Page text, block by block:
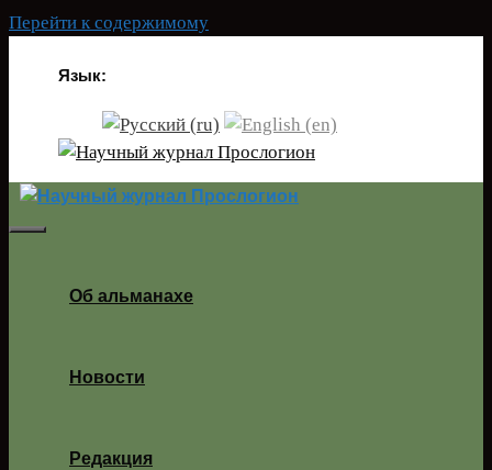
Перейти к содержимому
Язык:
Об альманахе
Новости
Редакция